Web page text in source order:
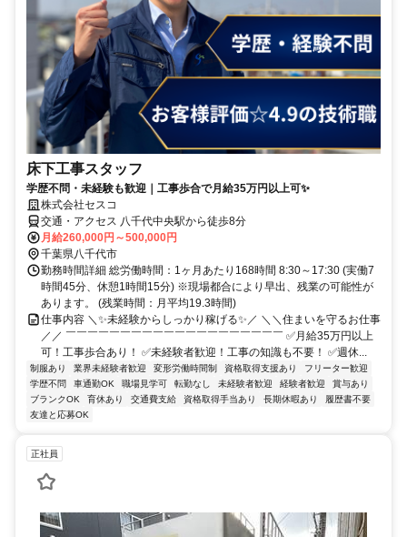
床下工事スタッフ
学歴不問・未経験も歓迎｜工事歩合で月給35万円以上可✨
株式会社セスコ
交通・アクセス 八千代中央駅から徒歩8分
月給260,000円～500,000円
千葉県八千代市
勤務時間詳細 総労働時間：1ヶ月あたり168時間 8:30～17:30 (実働7
時間45分、休憩1時間15分) ※現場都合により早出、残業の可能性が
あります。 (残業時間：月平均19.3時間)
仕事内容 ＼✨未経験からしっかり稼げる✨／ ＼＼住まいを守るお仕事
／／ ￣￣￣￣￣￣￣￣￣￣￣￣￣￣￣￣￣￣￣￣ ✅月給35万円以上
可！工事歩合あり！ ✅未経験者歓迎！工事の知識も不要！ ✅週休...
制服あり 業界未経験者歓迎 変形労働時間制 資格取得支援あり
フリーター歓迎
学歴不問
車通勤OK 職場見学可 転勤なし 未経験者歓迎 経験者歓迎
賞与あり
ブランクOK
育休あり 交通費支給 資格取得手当あり 長期休暇あり
履歴書不要
友達と応募OK
正社員